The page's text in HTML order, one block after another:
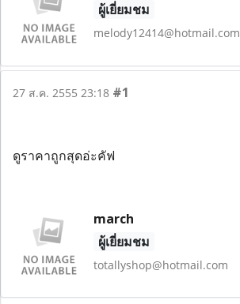
ผู้เยี่ยมชม
melody12414@hotmail.com
27 ส.ค. 2555 23:18 #1
ดูราคาถูกสุดอ่ะคัฟ
march
ผู้เยี่ยมชม
totallyshop@hotmail.com